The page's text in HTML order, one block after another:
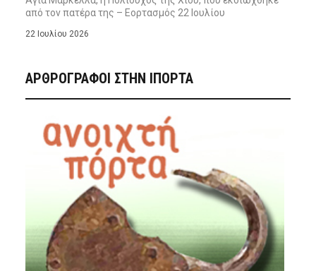
από τον πατέρα της – Εορτασμός 22 Ιουλίου
22 Ιουλίου 2026
ΑΡΘΡΟΓΡΑΦΟΙ ΣΤΗΝ IΠΟΡΤΑ